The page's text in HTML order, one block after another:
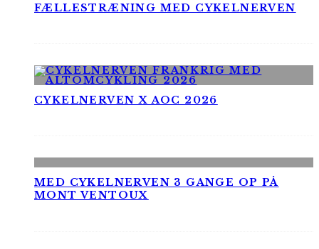
FÆLLESTRÆNING MED CYKELNERVEN
CYKELNERVEN X AOC 2026
MED CYKELNERVEN 3 GANGE OP PÅ
MONT VENTOUX